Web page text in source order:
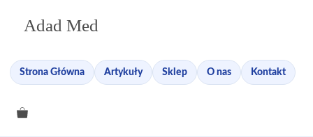
Adad Med
Strona Główna Artykuły Sklep O nas Kontakt